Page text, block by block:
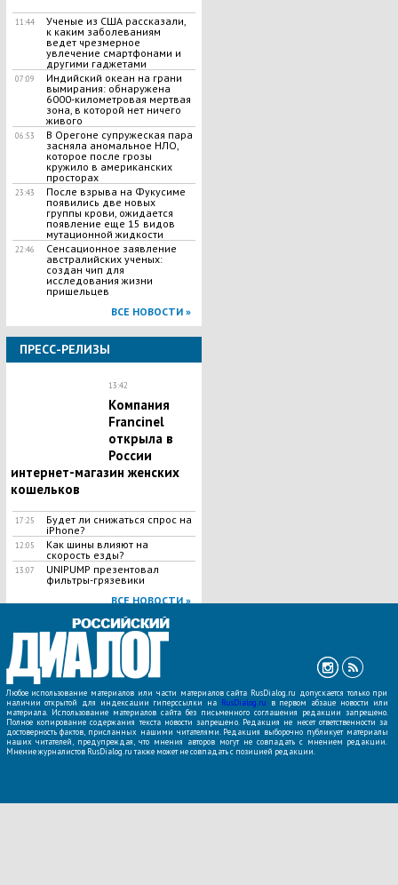
11:44
Ученые из США рассказали,
к каким заболеваниям
ведет чрезмерное
увлечение смартфонами и
другими гаджетами
07:09
Индийский океан на грани
вымирания: обнаружена
6000-километровая мертвая
зона, в которой нет ничего
живого
06:53
В Орегоне супружеская пара
засняла аномальное НЛО,
которое после грозы
кружило в американских
просторах
23:43
После взрыва на Фукусиме
появились две новых
группы крови, ожидается
появление еще 15 видов
мутационной жидкости
22:46
Сенсационное заявление
австралийских ученых:
создан чип для
исследования жизни
пришельцев
ВСЕ НОВОСТИ »
ПРЕСС-РЕЛИЗЫ
13:42
Компания
Francinel
открыла в
России
интернет-магазин женских
кошельков
17:25
Будет ли снижаться спрос на
iPhone?
12:05
Как шины влияют на
скорость езды?
13:07
UNIPUMP презентовал
фильтры-грязевики
ВСЕ НОВОСТИ »
Любое использование материалов или части материалов сайта RusDialog.ru допускается только при
наличии открытой для индексации гиперссылки на RusDialog.ru в первом абзаце новости или
материала. Использование материалов сайта без письменного соглашения редакции запрещено.
Полное копирование содержания текста новости запрещено. Редакция не несет ответственности за
достоверность фактов, присланных нашими читателями. Редакция выборочно публикует материалы
наших читателей, предупреждая, что мнения авторов могут не совпадать с мнением редакции.
Мнение журналистов RusDialog.ru также может не совпадать с позицией редакции.